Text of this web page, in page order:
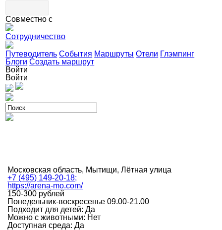
Совместно с
Сотрудничество
Путеводитель События Маршруты Отели Глэмпинг
Блоги Создать маршрут
Войти
Войти
Московская область, Мытищи, Лётная улица
+7 (495) 149-20-18;
https://arena-mo.com/
150-300 рублей
Понедельник-воскресенье 09.00-21.00
Подходит для детей: Да
Можно с животными: Нет
Доступная среда: Да